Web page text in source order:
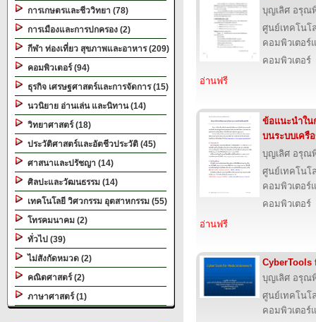
การเกษตรและชีววิทยา (78)
การเมืองและการปกครอง (2)
กีฬา ท่องเที่ยว สุขภาพและอาหาร (209)
คอมพิวเตอร์ (94)
ธุรกิจ เศรษฐศาสตร์และการจัดการ (15)
นวนิยาย อ่านเล่น และนิทาน (14)
วิทยาศาสตร์ (18)
ประวัติศาสตร์และอัตชีวประวัติ (45)
ศาสนาและปรัชญา (14)
ศิลปะและวัฒนธรรม (14)
เทคโนโลยี วิศวกรรม อุตสาหกรรม (55)
โทรคมนาคม (2)
ทั่วไป (39)
ไม่สังกัดหมวด (2)
คณิตศาสตร์ (2)
ภาษาศาสตร์ (1)
บุญเลิศ อรุณ
ศูนย์เทคโนโ
คอมพิวเตอร์
คอมพิวเตอร์
อ่านฟรี
ข้อแนะนําใน
บนระบบเครื
บุญเลิศ อรุณ
ศูนย์เทคโนโ
คอมพิวเตอร์
คอมพิวเตอร์
อ่านฟรี
CyberTools
บุญเลิศ อรุณ
ศูนย์เทคโนโ
คอมพิวเตอร์